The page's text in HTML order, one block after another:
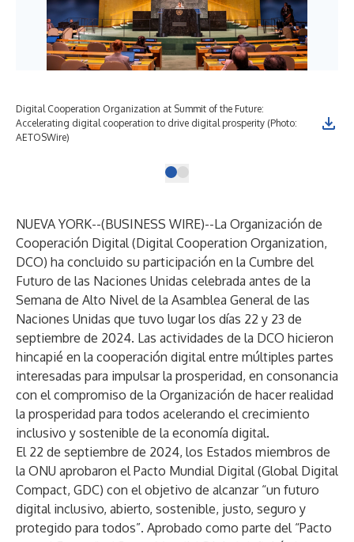
Digital Cooperation Organization at Summit of the Future:
Accelerating digital cooperation to drive digital prosperity (Photo:
AETOSWire)
NUEVA YORK--(BUSINESS WIRE)--La Organización de
Cooperación Digital (Digital Cooperation Organization,
DCO) ha concluido su participación en la Cumbre del
Futuro de las Naciones Unidas celebrada antes de la
Semana de Alto Nivel de la Asamblea General de las
Naciones Unidas que tuvo lugar los días 22 y 23 de
septiembre de 2024. Las actividades de la DCO hicieron
hincapié en la cooperación digital entre múltiples partes
interesadas para impulsar la prosperidad, en consonancia
con el compromiso de la Organización de hacer realidad
la prosperidad para todos acelerando el crecimiento
inclusivo y sostenible de la economía digital.
El 22 de septiembre de 2024, los Estados miembros de
la ONU aprobaron el Pacto Mundial Digital (Global Digital
Compact, GDC) con el objetivo de alcanzar “un futuro
digital inclusivo, abierto, sostenible, justo, seguro y
protegido para todos”. Aprobado como parte del “Pacto